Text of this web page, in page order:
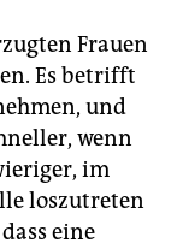
Frauen
Es betrifft
und
wenn
im
loszutreten
eine